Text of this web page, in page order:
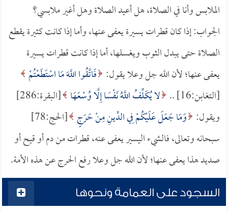
الملابس وأنا في الصلاة، هل أعيد الصلاة وهل أغير ملابسي؟
الجواب: إذا كان قطرات يسيرة يعفى عنها، وأما إذا كانت كثيرة يقطع
الصلاة حتى يبدل الثوب ويغسلها، أما إذا كانت قطرات يسيرة
يعفى عنها؛ لأن الله جل وعلا يقول: فَاتَّقُوا اللَّهَ مَا اسْتَطَعْتُمْ
[التغابن:16] ..
لا يُكَلِّفُ اللَّهُ نَفْسًا إِلَّا وُسْعَهَا
[البقرة:286]
ويقول: وَمَا جَعَلَ عَلَيْكُمْ فِي الدِّينِ مِنْ حَرَجٍ
[الحج:78]
سبحانه وتعالى، فالشيء اليسير يعفى عنه، قطرات من دم أو قيح أو
صديد هذا يعفى عنها؛ لأن الله جل وعلا رفع الحرج عن هذه الأمة.
السجود على العمامة ونحوها